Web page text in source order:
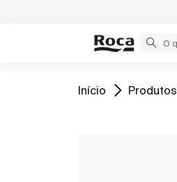
Ir para
Início Ir para
Produtos